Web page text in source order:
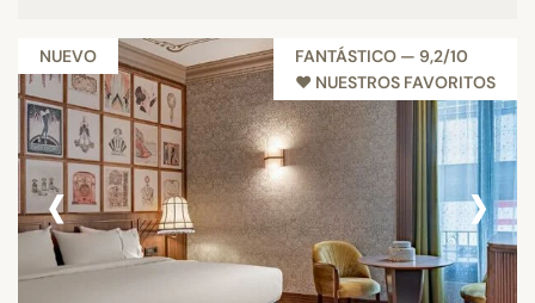
NUEVO
FANTÁSTICO — 9,2/10
♥︎ NUESTROS FAVORITOS
‹ ›